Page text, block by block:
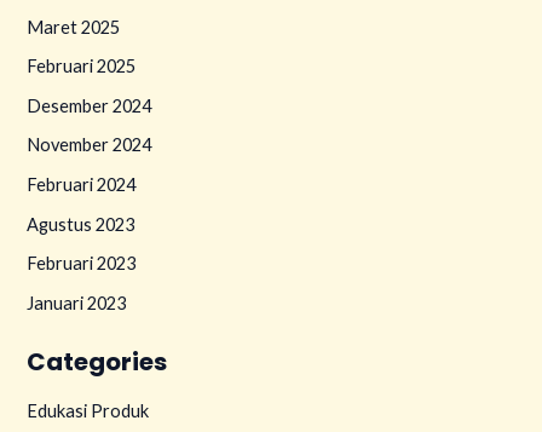
Maret 2025
Februari 2025
Desember 2024
November 2024
Februari 2024
Agustus 2023
Februari 2023
Januari 2023
Categories
Edukasi Produk